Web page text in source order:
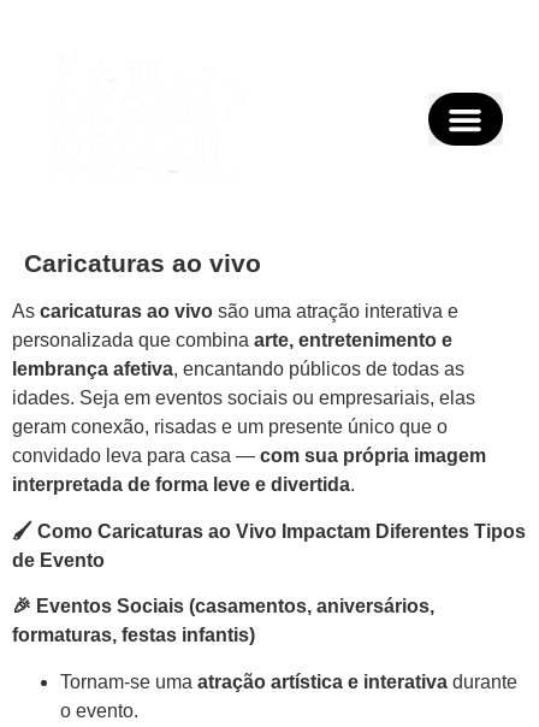
Caricaturas ao vivo
As caricaturas ao vivo são uma atração interativa e
personalizada que combina arte, entretenimento e
lembrança afetiva, encantando públicos de todas as
idades. Seja em eventos sociais ou empresariais, elas
geram conexão, risadas e um presente único que o
convidado leva para casa — com sua própria imagem
interpretada de forma leve e divertida.
🖌️ Como Caricaturas ao Vivo Impactam Diferentes Tipos
de Evento
🎉 Eventos Sociais (casamentos, aniversários,
formaturas, festas infantis)
Tornam-se uma atração artística e interativa durante
o evento.